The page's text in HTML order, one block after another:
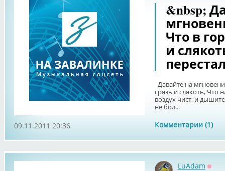
&nbsp;
Что в
и
Давайте на
грязь и слякоть, Что
воздух чист, и
не бол...
Комментарии (1)
09.11.2011 20:36
LuAdam